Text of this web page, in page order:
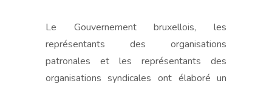
Le Gouvernement bruxellois, les
représentants des organisations
patronales et les représentants des
organisations syndicales ont élaboré un